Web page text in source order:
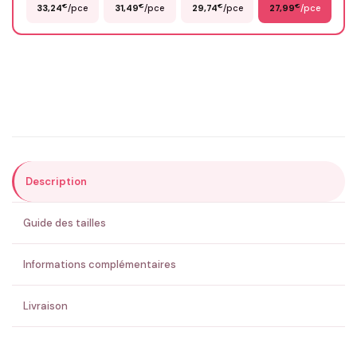
ENVOYER MA DEMANDE ✨
💚 Retour sous 24-48h🇫🇷 Flocage en France✅ Validation avant fabrication
33,24€/pce 31,49€/pce 29,74€/pce 27,99€/pce
Description
Guide des tailles
Informations complémentaires
Livraison